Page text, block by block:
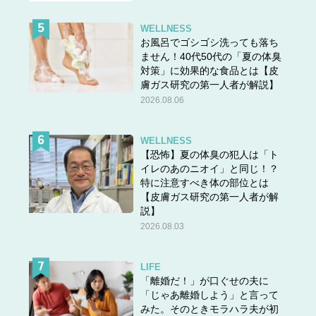
WELLNESS
お風呂でゴシゴシ洗っても落ち
ません！40代50代の「夏の体臭
対策」に効果的な食品とは【皮
膚ガス研究の第一人者が解説】
2026.08.06
WELLNESS
【恐怖】夏の体臭の犯人は「ト
イレのあのニオイ」と同じ！？
特に注意すべき体の部位とは
【皮膚ガス研究の第一人者が解
説】
2026.08.03
LIFE
「離婚だ！」が口ぐせの夫に
「じゃあ離婚しよう」と言って
みた。そのときモラハラ夫が初